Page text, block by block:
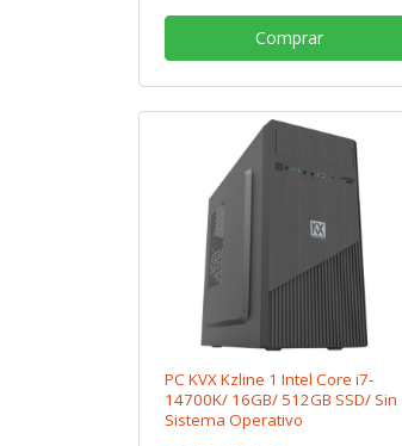
Comprar
PC KVX Kzline 1 Intel Core i7-
14700K/ 16GB/ 512GB SSD/ Sin
Sistema Operativo